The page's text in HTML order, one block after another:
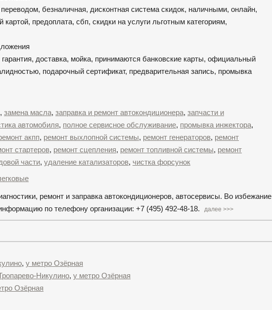
безналичная, дисконтная система скидок, наличными, онлайн,
предоплата, сбп, скидки на услуги льготным категориям,
доставка, мойка, принимаются банковские карты, официальный
подарочный сертификат, предварительная запись, промывка
, замена масла, заправка и ремонт автокондиционера, запчасти и
автомобиля, полное сервисное обслуживание, промывка инжектора,
акпп, ремонт выхлопной системы, ремонт генераторов, ремонт
стартеров, ремонт сцепления, ремонт топливной системы, ремонт
части, удаление катализаторов, чистка форсунок
ремонт и заправка автокондиционеров, автосервисы. Во избежание
по телефону организации: +7 (495) 492-48-18.
далее >>>
, у метро Озёрная
Никулино, у метро Озёрная
Озёрная